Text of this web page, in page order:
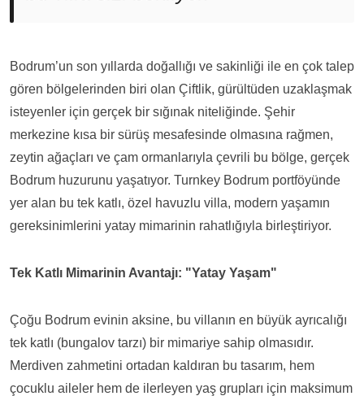
Bodrum’un son yıllarda doğallığı ve sakinliği ile en çok talep
gören bölgelerinden biri olan Çiftlik, gürültüden uzaklaşmak
isteyenler için gerçek bir sığınak niteliğinde. Şehir
merkezine kısa bir sürüş mesafesinde olmasına rağmen,
zeytin ağaçları ve çam ormanlarıyla çevrili bu bölge, gerçek
Bodrum huzurunu yaşatıyor. Turnkey Bodrum portföyünde
yer alan bu tek katlı, özel havuzlu villa, modern yaşamın
gereksinimlerini yatay mimarinin rahatlığıyla birleştiriyor.
Tek Katlı Mimarinin Avantajı: "Yatay Yaşam"
Çoğu Bodrum evinin aksine, bu villanın en büyük ayrıcalığı
tek katlı (bungalov tarzı) bir mimariye sahip olmasıdır.
Merdiven zahmetini ortadan kaldıran bu tasarım, hem
çocuklu aileler hem de ilerleyen yaş grupları için maksimum